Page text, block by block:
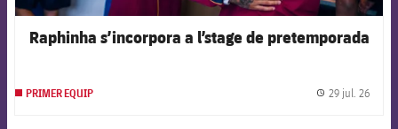
Raphinha s’incorpora a l’stage de pretemporada
PRIMER EQUIP 29 jul. 26